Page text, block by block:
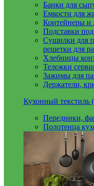
Банки для
Емкости для
Контейнеры и
Подставки
Сушилки для
решетки для
Хлебницы
Тележки
Зажимы для
Держатели,
Кухонный текстиль
Передники,
Полотенца